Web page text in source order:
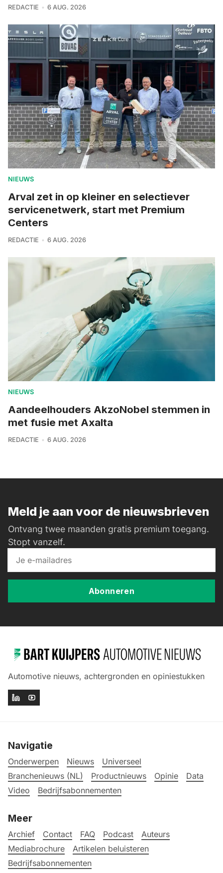
REDACTIE 6 AUG. 2026
NIEUWS
Arval zet in op kleiner en selectiever
servicenetwerk, start met Premium
Centers
REDACTIE 6 AUG. 2026
NIEUWS
Aandeelhouders AkzoNobel stemmen in
met fusie met Axalta
REDACTIE 6 AUG. 2026
Meld je aan voor de nieuwsbrieven
Ontvang twee maanden gratis premium toegang.
Stopt vanzelf.
Abonneren
Automotive nieuws, achtergronden en opiniestukken
Navigatie
Onderwerpen Nieuws
Universeel
Branchenieuws (NL)
Productnieuws Opinie
Data
Video
Bedrijfsabonnementen
Meer
Archief Contact FAQ Podcast
Auteurs
Mediabrochure
Artikelen beluisteren
Bedrijfsabonnementen